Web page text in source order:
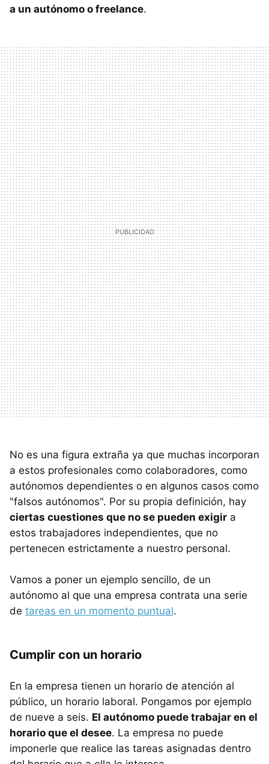
a un autónomo o freelance.
No es una figura extraña ya que muchas incorporan
a estos profesionales como colaboradores, como
autónomos dependientes o en algunos casos como
"falsos autónomos". Por su propia definición, hay
ciertas cuestiones que no se pueden exigir a
estos trabajadores independientes, que no
pertenecen estrictamente a nuestro personal.
Vamos a poner un ejemplo sencillo, de un
autónomo al que una empresa contrata una serie
de tareas en un momento puntual.
Cumplir con un horario
En la empresa tienen un horario de atención al
público, un horario laboral. Pongamos por ejemplo
de nueve a seis. El autónomo puede trabajar en el
horario que el desee. La empresa no puede
imponerle que realice las tareas asignadas dentro